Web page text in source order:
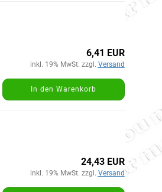
6,41 EUR
inkl. 19% MwSt. zzgl. Versand
In den Warenkorb
24,43 EUR
inkl. 19% MwSt. zzgl. Versand